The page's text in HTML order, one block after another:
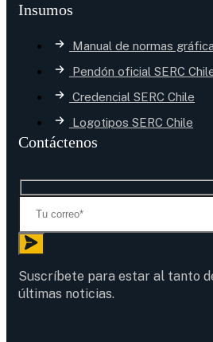
Insumos
Manual de normas
Pendón oficial SERC
Credencial SERC Chile
Logotipos SERC Chile
Contáctenos
Suscríbete para estar al tanto
últimas noticias.